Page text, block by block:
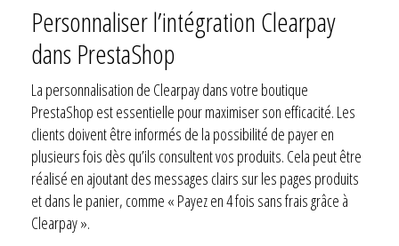
Personnaliser l’intégration Clearpay
dans PrestaShop
La personnalisation de Clearpay dans votre boutique
PrestaShop est essentielle pour maximiser son efficacité. Les
clients doivent être informés de la possibilité de payer en
plusieurs fois dès qu’ils consultent vos produits. Cela peut être
réalisé en ajoutant des messages clairs sur les pages produits
et dans le panier, comme « Payez en 4 fois sans frais grâce à
Clearpay ».